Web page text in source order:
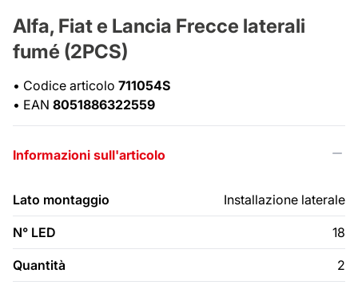
Alfa, Fiat e Lancia Frecce laterali
fumé (2PCS)
• Codice articolo 711054S
• EAN 8051886322559
Informazioni sull'articolo
Lato montaggio Installazione laterale
N° LED 18
Quantità 2